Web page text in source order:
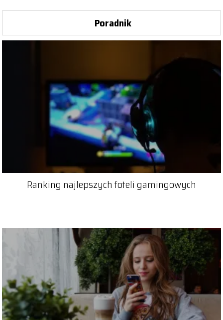
Poradnik
Ranking najlepszych foteli gamingowych